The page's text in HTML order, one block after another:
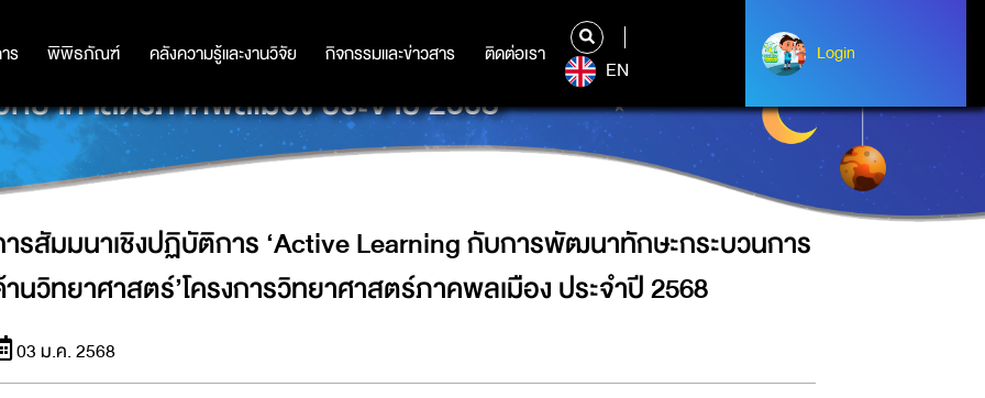
ร พิพิธภัณฑ์ คลังความรู้และงานวิจัย กิจกรรมและข่าวสาร ติดต่อเรา
ร พิพิธภัณฑ์ คลังความรู้และงานวิจัย กิจกรรมและข่าวสาร ติดต่อเรา
EN
Login
Login
กับการพัฒนาทักษะกระบวนการด้านวิทยาศาสตร์’โครงการ
ทยาศาสตร์ภาคพลเมือง ประจำปี 2568
รสัมมนาเชิงปฏิบัติการ ‘Active Learning กับการพัฒนาทักษะกระบวนการ
นวิทยาศาสตร์’โครงการวิทยาศาสตร์ภาคพลเมือง ประจำปี 2568
03 ม.ค. 2568